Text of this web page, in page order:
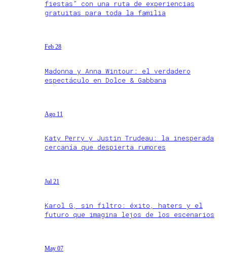
fiestas” con una ruta de experiencias
gratuitas para toda la familia
Feb 28
Madonna y Anna Wintour: el verdadero
espectáculo en Dolce & Gabbana
Ago 11
Katy Perry y Justin Trudeau: la inesperada
cercanía que despierta rumores
Jul 21
Karol G, sin filtro: éxito, haters y el
futuro que imagina lejos de los escenarios
May 07